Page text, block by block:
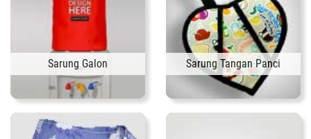
Sarung Galon Sarung Tangan Panci